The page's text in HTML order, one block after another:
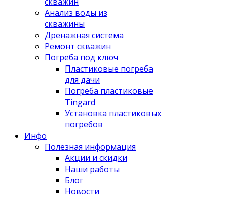
Анализ воды из
скважины
Дренажная система
Ремонт скважин
Погреба под ключ
Пластиковые погреба
для дачи
Погреба пластиковые
Tingard
Установка пластиковых
погребов
Инфо
Полезная информация
Акции и скидки
Наши работы
Блог
Новости